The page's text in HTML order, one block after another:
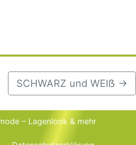
SCHWARZ und WEIẞ →
– Lagenlook & mehr